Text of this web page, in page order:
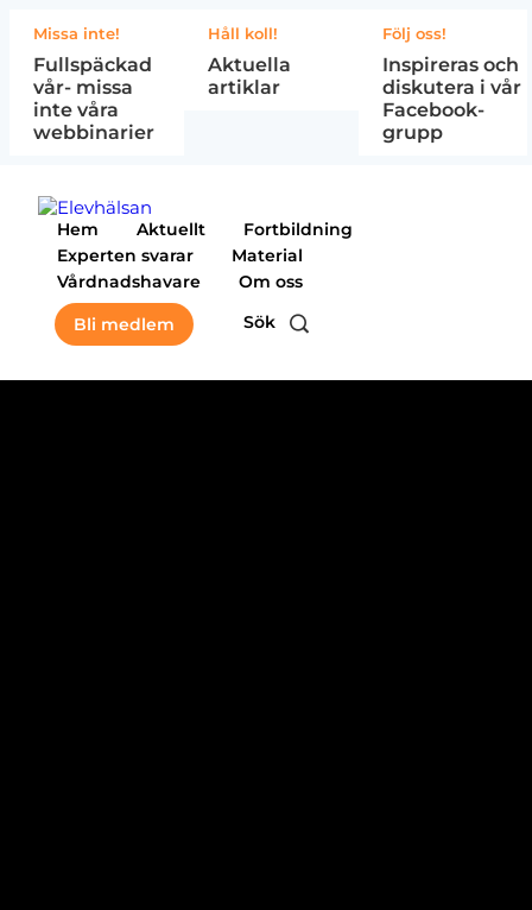
Missa inte!
Fullspäckad
vår- missa
inte våra
webbinarier
Håll koll!
Aktuella
artiklar
Följ oss!
Inspireras och
diskutera i vår
Facebook-
grupp
Hem Aktuellt
Fortbildning
Experten svarar
Material
Vårdnadshavare
Om oss
Bli medlem
Sök